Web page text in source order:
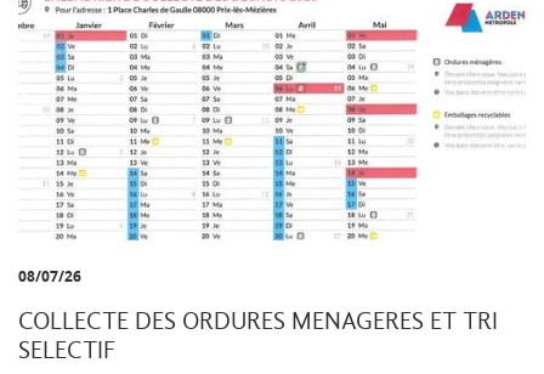
08/07/26
COLLECTE DES ORDURES MENAGERES ET TRI
SELECTIF